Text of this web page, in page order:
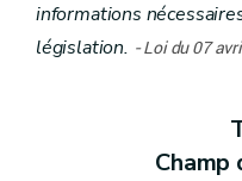
informations
législation. -Loi du 07